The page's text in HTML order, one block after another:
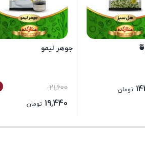
تومان
جوهر لیمو
21,600
19,440 تومان